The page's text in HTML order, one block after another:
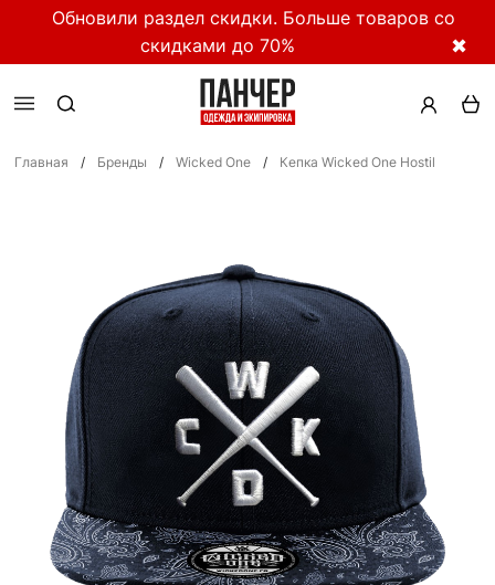
Обновили раздел скидки. Больше товаров со
скидками до 70%
✖
Главная / Бренды / Wicked One / Кепка Wicked One Hostil